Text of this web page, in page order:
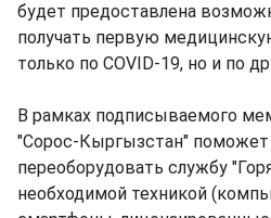
будет предоставлена
получать первую
только по COVID-19, но и по
В рамках подписываемого
"Сорос-Кыргызстан" поможет
переоборудовать службу
необходимой техникой